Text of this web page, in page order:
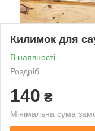
Килимок для
В наявності
Роздріб
140 ₴
Мінімальна сума